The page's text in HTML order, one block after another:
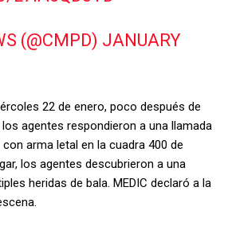
(@CMPD) JANUARY
22 de enero, poco después de
agentes respondieron a una llamada
arma letal en la cuadra 400 de
los agentes descubrieron a una
heridas de bala. MEDIC declaró a la